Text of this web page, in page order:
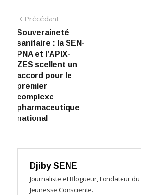
Navigation
de
l’article
PrécédantPrécédant:
Souveraineté
sanitaire : la SEN-
PNA et l’APIX-
ZES scellent un
accord pour le
premier
complexe
pharmaceutique
national
Djiby SENE
Journaliste et Blogueur, Fondateur du
Jeunesse Consciente.